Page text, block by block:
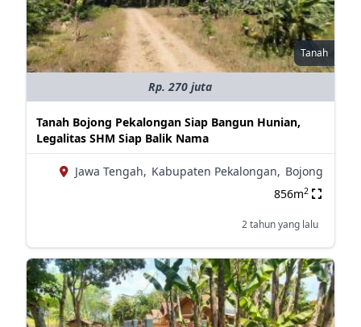
Tanah
Rp. 270 juta
Tanah Bojong Pekalongan Siap Bangun Hunian,
Legalitas SHM Siap Balik Nama
Jawa Tengah, Kabupaten Pekalongan, Bojong
856m2
2 tahun yang lalu